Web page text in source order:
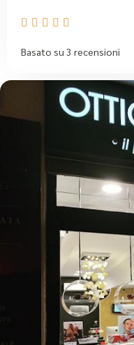
    
Basato su 3 recensioni